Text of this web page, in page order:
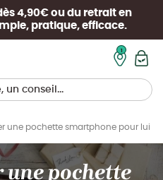
4,90€ ou du retrait en
pratique, efficace.
une pochette smartphone pour lui
une pochette